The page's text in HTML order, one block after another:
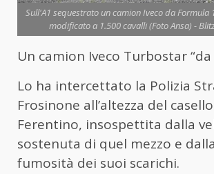
Sull'A1 sequestrato un camion Iveco da Formula
modificato a 1.500 cavalli (Foto Ansa) -
Un camion Iveco Turbostar “da
Lo ha intercettato la Polizia
Frosinone all’altezza del
Ferentino, insospettita dalla
sostenuta di quel mezzo e
fumosità dei suoi scarichi.